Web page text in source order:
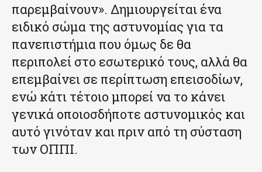
παρεμβαίνουν». Δημιουργείται ένα
ειδικό σώμα της αστυνομίας για τα
πανεπιστήμια που όμως δε θα
περιπολεί στο εσωτερικό τους, αλλά θα
επεμβαίνει σε περίπτωση επεισοδίων,
ενώ κάτι τέτοιο μπορεί να το κάνει
γενικά οποιοσδήποτε αστυνομικός και
αυτό γινόταν και πριν από τη σύσταση
των ΟΠΠΙ.